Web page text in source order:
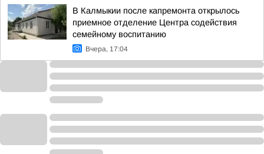
В Калмыкии после капремонта открылось
приемное отделение Центра содействия
семейному воспитанию
Вчера, 17:04